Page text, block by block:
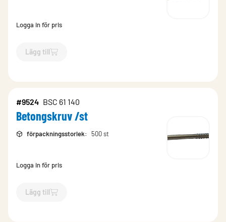
Logga in för pris
Lägg till
`$Lägg till
#9524 BSC 61 140
Betongskruv /st
förpackningsstorlek: 500 st
Logga in för pris
Lägg till
`$Lägg till